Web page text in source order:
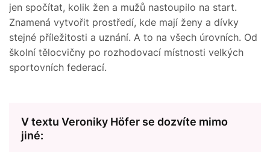
jen spočítat, kolik žen a mužů nastoupilo na start.
Znamená vytvořit prostředí, kde mají ženy a dívky
stejné příležitosti a uznání. A to na všech úrovních. Od
školní tělocvičny po rozhodovací místnosti velkých
sportovních federací.
V textu Veroniky Höfer se dozvíte mimo
jiné: